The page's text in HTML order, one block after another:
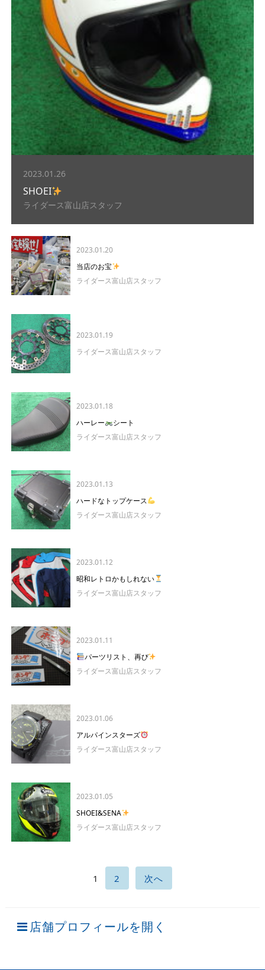
2023.01.26
SHOEI
ライダース富山店スタッフ
2023.01.20
当店のお宝
ライダース富山店スタッフ
2023.01.19
ライダース富山店スタッフ
2023.01.18
ハーレー
シート
ライダース富山店スタッフ
2023.01.13
ハードなトップケース
ライダース富山店スタッフ
2023.01.12
昭和レトロかもしれない
ライダース富山店スタッフ
2023.01.11
パーツリスト、再び
ライダース富山店スタッフ
2023.01.06
アルパインスターズ
ライダース富山店スタッフ
2023.01.05
SHOEI&SENA
ライダース富山店スタッフ
1 2 次へ
店舗プロフィールを開く